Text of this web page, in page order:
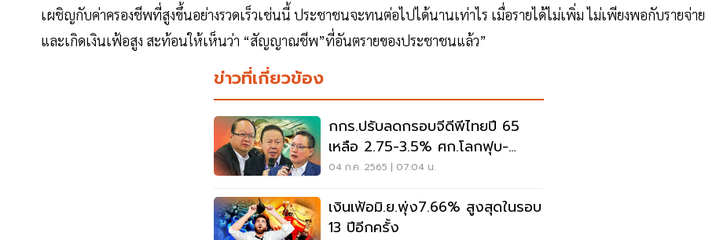
เผชิญกับค่าครองชีพที่สูงขึ้นอย่างรวดเร็วเช่นนี้ ประชาชนจะทนต่อไปได้นานเท่าไร เมื่อรายได้ไม่เพิ่ม ไม่เพียงพอกับรายจ่าย
และเกิดเงินเฟ้อสูง สะท้อนให้เห็นว่า “สัญญาณชีพ”ที่อันตรายของประชาชนแล้ว”
ข่าวที่เกี่ยวข้อง
กกร.ปรับลดกรอบจีดีพีไทยปี 65
เหลือ 2.75-3.5% ศก.โลกฟุบ-
เงินเฟ้อพุ่งตัวฉุด
04 ก.ค. 2565 | 07:04 น.
เงินเฟ้อมิ.ย.พุ่ง7.66% สูงสุดในรอบ
13 ปีอีกครั้ง